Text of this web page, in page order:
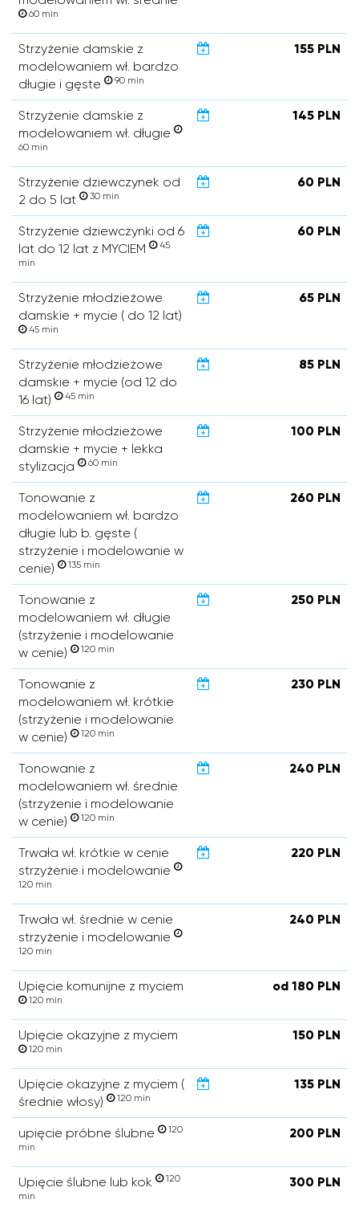
60 min
Strzyżenie damskie z
modelowaniem wł. bardzo
długie i gęste
90 min
155 PLN
Strzyżenie damskie z
modelowaniem wł. długie
60 min
145 PLN
Strzyżenie dziewczynek od
2 do 5 lat
30 min
60 PLN
Strzyżenie dziewczynki od 6
lat do 12 lat z MYCIEM
45
min
60 PLN
Strzyżenie młodzieżowe
damskie + mycie ( do 12 lat)
45 min
65 PLN
Strzyżenie młodzieżowe
damskie + mycie (od 12 do
16 lat)
45 min
85 PLN
Strzyżenie młodzieżowe
damskie + mycie + lekka
stylizacja
60 min
100 PLN
Tonowanie z
modelowaniem wł. bardzo
długie lub b. gęste (
strzyżenie i modelowanie w
cenie)
135 min
260 PLN
Tonowanie z
modelowaniem wł. długie
(strzyżenie i modelowanie
w cenie)
120 min
250 PLN
Tonowanie z
modelowaniem wł. krótkie
(strzyżenie i modelowanie
w cenie)
120 min
230 PLN
Tonowanie z
modelowaniem wł. średnie
(strzyżenie i modelowanie
w cenie)
120 min
240 PLN
Trwała wł. krótkie w cenie
strzyżenie i modelowanie
120 min
220 PLN
Trwała wł. średnie w cenie
strzyżenie i modelowanie
120 min
240 PLN
Upięcie komunijne z myciem
120 min
od 180 PLN
Upięcie okazyjne z myciem
120 min
150 PLN
Upięcie okazyjne z myciem (
średnie włosy)
120 min
135 PLN
upięcie próbne ślubne
120
min
200 PLN
Upięcie ślubne lub kok
120
min
300 PLN